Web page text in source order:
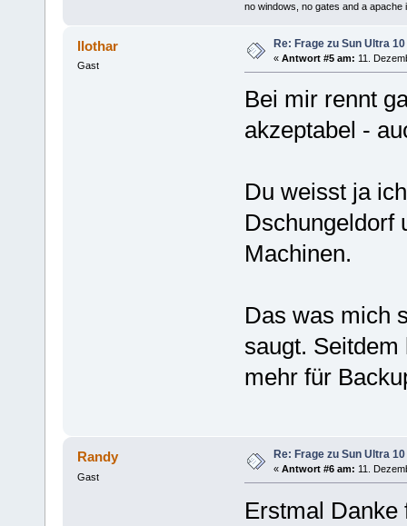
no windows, no gates and a apache
llothar
Gast
Re: Frage zu Sun Ultra
« Antwort #5 am: 11.
Bei mir rennt
akzeptabel -
Du weisst ja
Dschungeldorf
Machinen.
Das was mich
saugt.
mehr für
Randy
Gast
Re: Frage zu Sun Ultra
« Antwort #6 am: 11.
Erstmal Danke